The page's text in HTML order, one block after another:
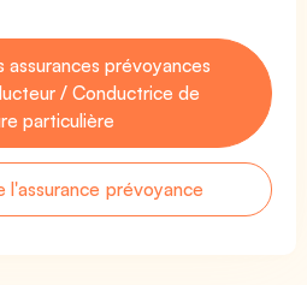
assurances prévoyances
/ Conductrice de
particulière
l'assurance prévoyance